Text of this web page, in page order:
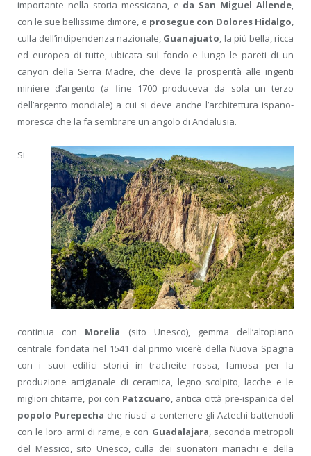
importante nella storia messicana, e da San Miguel Allende,
con le sue bellissime dimore, e prosegue con Dolores Hidalgo,
culla dell’indipendenza nazionale, Guanajuato, la più bella, ricca
ed europea di tutte, ubicata sul fondo e lungo le pareti di un
canyon della Serra Madre, che deve la prosperità alle ingenti
miniere d’argento (a fine 1700 produceva da sola un terzo
dell’argento mondiale) a cui si deve anche l’architettura ispano-
moresca che la fa sembrare un angolo di Andalusia.
Si
continua con Morelia (sito Unesco), gemma dell’altopiano
centrale fondata nel 1541 dal primo vicerè della Nuova Spagna
con i suoi edifici storici in tracheite rossa, famosa per la
produzione artigianale di ceramica, legno scolpito, lacche e le
migliori chitarre, poi con Patzcuaro , antica città pre-ispanica del
popolo Purepecha che riuscì a contenere gli Aztechi battendoli
con le loro armi di rame, e con Guadalajara , seconda metropoli
del Messico, sito Unesco, culla dei suonatori mariachi e della